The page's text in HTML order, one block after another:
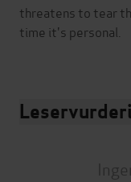
threatens to tear
time it's personal.